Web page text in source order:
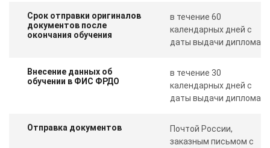
Срок отправки оригиналов
документов после
окончания обучения
в течение 60
календарных дней с
даты выдачи диплома
Внесение данных об
обучении в ФИС ФРДО
в течение 30
календарных дней с
даты выдачи диплома
Отправка документов
Почтой России,
заказным письмом с